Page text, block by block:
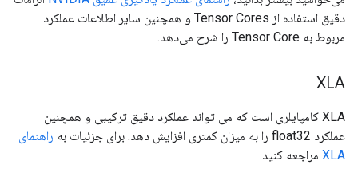
دقیق استفاده از Tensor Cores و همچنین سایر اطلاعات عملکرد
مربوط به Tensor Core را شرح می‌دهد.
XLA
XLA کامپایلری است که می تواند عملکرد دقیق ترکیبی و همچنین
عملکرد float32 را به میزان کمتری افزایش دهد. برای جزئیات به
راهنمای
XLA مراجعه کنید.